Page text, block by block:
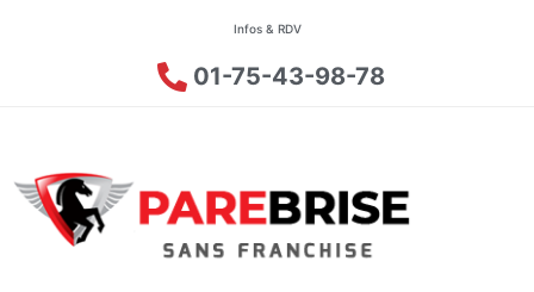
Infos & RDV
01-75-43-98-78